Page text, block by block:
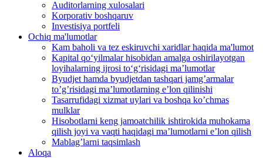
Auditorlarning xulosalari
Korporativ boshqaruv
Investisiya portfeli
Ochiq ma'lumotlar
Kam baholi va tez eskiruvchi xaridlar haqida ma'lumot
Kapital qo‘yilmalar hisobidan amalga oshirilayotgan
loyihalarning ijrosi to‘g‘risidagi maʼlumotlar
Byudjet hamda byudjetdan tashqari jamgʼarmalar
toʼgʼrisidagi maʼlumotlarning eʼlon qilinishi
Tasarrufidagi xizmat uylari va boshqa koʼchmas
mulklar
Hisobotlarni keng jamoatchilik ishtirokida muhokama
qilish joyi va vaqti haqidagi maʼlumotlarni eʼlon qilish
Mablag’larni taqsimlash
Aloqa